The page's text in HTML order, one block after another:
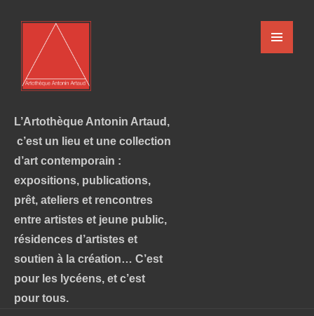
L’Artothèque Antonin Artaud,
c’est un lieu et une collection
d’art contemporain :
expositions, publications,
prêt, ateliers et rencontres
entre artistes et jeune public,
résidences d’artistes et
soutien à la création… C’est
pour les lycéens, et c’est
pour tous.